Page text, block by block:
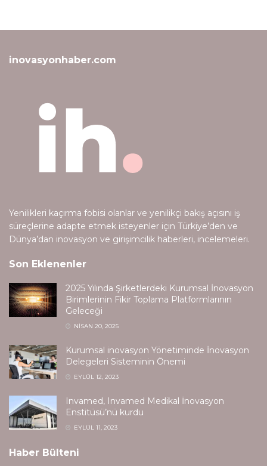
inovasyonhaber.com
Yenilikleri kaçırma fobisi olanlar ve yenilikçi bakış açısını iş
süreçlerine adapte etmek isteyenler için Türkiye’den ve
Dünya’dan inovasyon ve girişimcilik haberleri, incelemeleri.
Son Eklenenler
2025 Yılında Şirketlerdeki Kurumsal İnovasyon
Birimlerinin Fikir Toplama Platformlarının
Geleceği
NISAN 20, 2025
Kurumsal inovasyon Yönetiminde İnovasyon
Delegeleri Sisteminin Önemi
EYLÜL 12, 2023
Invamed, Invamed Medikal İnovasyon
Enstitüsü’nü kurdu
EYLÜL 11, 2023
Haber Bülteni